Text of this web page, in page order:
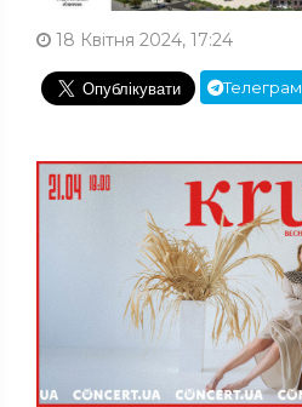
18 Квітня 2024, 17:24
Телеграм